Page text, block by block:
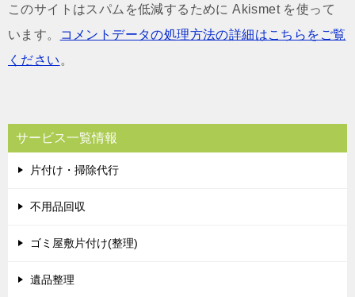
このサイトはスパムを低減するために Akismet を使って
います。
コメントデータの処理方法の詳細はこちらをご覧
ください 。
サービス一覧情報
片付け・掃除代行
不用品回収
ゴミ屋敷片付け(整理)
遺品整理